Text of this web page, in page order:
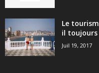
Le
il toujours
Juil 19, 2017